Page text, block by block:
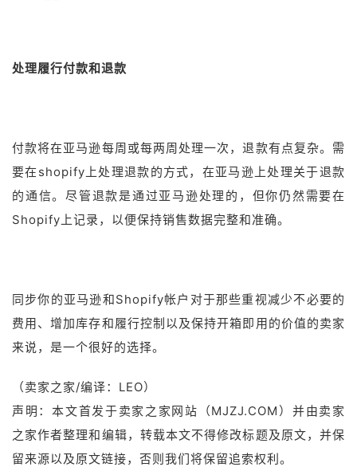
处理履行付款和退款
付款将在亚马逊每周或每两周处理一次，退款有点复杂。需
要在shopify上处理退款的方式，在亚马逊上处理关于退款
的通信。尽管退款是通过亚马逊处理的，但你仍然需要在
Shopify上记录，以便保持销售数据完整和准确。
同步你的亚马逊和Shopify帐户对于那些重视减少不必要的
费用、增加库存和履行控制以及保持开箱即用的价值的卖家
来说，是一个很好的选择。
（卖家之家/编译：LEO）
声明：本文首发于卖家之家网站（MJZJ.COM）并由卖家
之家作者整理和编辑，转载本文不得修改标题及原文，并保
留来源以及原文链接，否则我们将保留追索权利。